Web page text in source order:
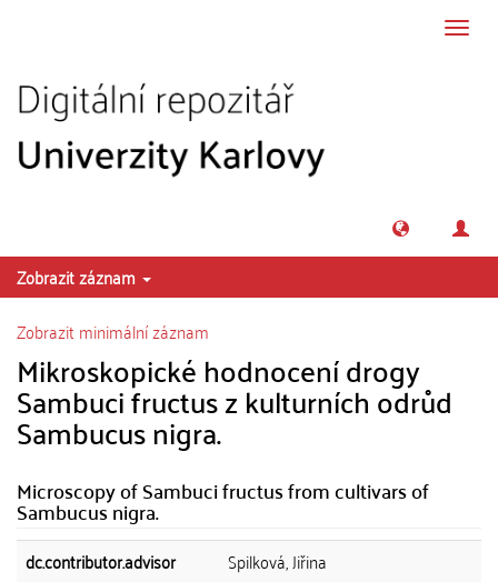
Zobrazit záznam
Zobrazit minimální záznam
Mikroskopické hodnocení drogy
Sambuci fructus z kulturních odrůd
Sambucus nigra.
Microscopy of Sambuci fructus from cultivars of
Sambucus nigra.
dc.contributor.advisor
Spilková, Jiřina